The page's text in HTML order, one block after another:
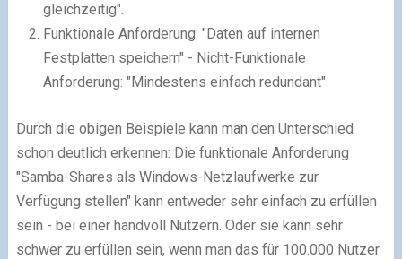
gleichzeitig".
Funktionale Anforderung: "Daten auf internen
Festplatten speichern" - Nicht-Funktionale
Anforderung: "Mindestens einfach redundant"
Durch die obigen Beispiele kann man den Unterschied
schon deutlich erkennen: Die funktionale Anforderung
"Samba-Shares als Windows-Netzlaufwerke zur
Verfügung stellen" kann entweder sehr einfach zu erfüllen
sein - bei einer handvoll Nutzern. Oder sie kann sehr
schwer zu erfüllen sein, wenn man das für 100.000 Nutzer